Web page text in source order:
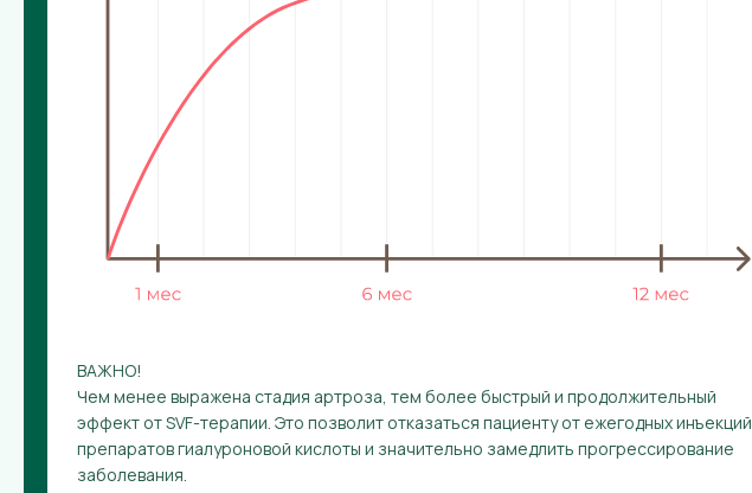
ВАЖНО!
Чем менее выражена стадия артроза, тем более быстрый и продолжительный
эффект от SVF-терапии. Это позволит отказаться пациенту от ежегодных инъекций
препаратов гиалуроновой кислоты и значительно замедлить прогрессирование
заболевания.